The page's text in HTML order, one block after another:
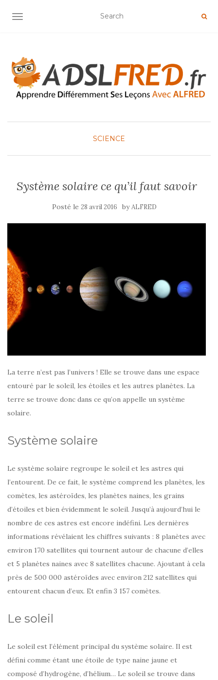
OUVRIR/FERMER LA NAVIGATION
SCIENCE
Système solaire ce qu’il faut savoir
Posté le 28 avril 2016 byALFRED
La terre n’est pas l’univers ! Elle se trouve dans une espace
entouré par le soleil, les étoiles et les autres planètes. La
terre se trouve donc dans ce qu’on appelle un système
solaire.
Système solaire
Le système solaire regroupe le soleil et les astres qui
l’entourent. De ce fait, le système comprend les planètes, les
comètes, les astéroïdes, les planètes naines, les grains
d’étoiles et bien évidemment le soleil. Jusqu’à aujourd’hui le
nombre de ces astres est encore indéfini. Les dernières
informations révélaient les chiffres suivants : 8 planètes avec
environ 170 satellites qui tournent autour de chacune d’elles
et 5 planètes naines avec 8 satellites chacune. Ajoutant à cela
près de 500 000 astéroïdes avec environ 212 satellites qui
entourent chacun d’eux. Et enfin 3 157 comètes.
Le soleil
Le soleil est l’élément principal du système solaire. Il est
défini comme étant une étoile de type naine jaune et
composé d’hydrogène, d’hélium… Le soleil se trouve dans